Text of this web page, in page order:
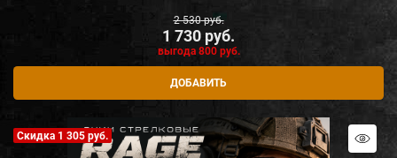
2 530 руб.
1 730 руб.
выгода 800 руб.
ДОБАВИТЬ
Скидка 1 305 руб.